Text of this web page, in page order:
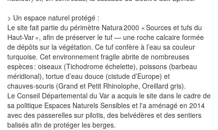
> Un espace naturel protégé :
Le site fait partie du périmètre Natura 2000 « Sources et tufs du
Haut-Var », afin de préserver le tuf — une roche calcaire formée
de dépôts sur la végétation. Ce tuf confère à l’eau sa couleur
turquoise. Cet environnement fragile abrite de nombreuses
espèces : oiseaux (Tichodrome échelette), poissons (barbeau
méridional), tortue d’eau douce (cistude d’Europe) et
chauves‑souris (Grand et Petit Rhinolophe, Oreillard gris).
Le Conseil Départemental du Var a acquis le site dans le cadre de
sa politique Espaces Naturels Sensibles et l'a aménagé en 2014
avec des passerelles sur pilotis, des belvédères et des sentiers
balisés afin de protéger les berges.